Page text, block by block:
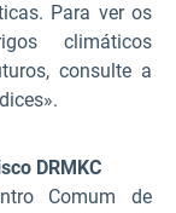
Para ver os
climáticos
consulte a
DRMKC
Comum de